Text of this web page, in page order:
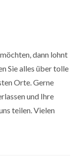
dann lohnt
Sie alles über tolle
Orte . Gerne
und Ihre
teilen. Vielen